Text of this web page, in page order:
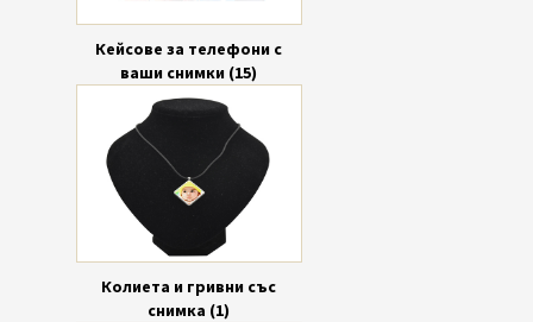
Кейсове за телефони с
ваши снимки (15)
Колиета и гривни със
снимка (1)